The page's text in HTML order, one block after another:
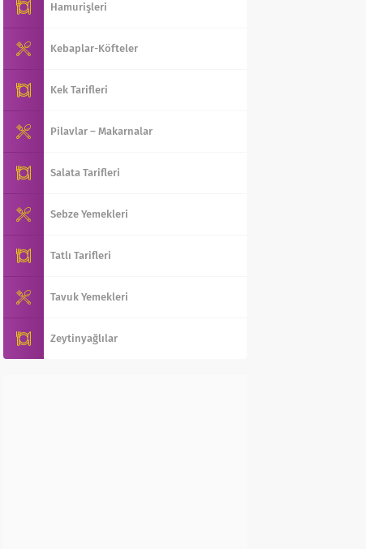
Hamurişleri
Kebaplar-Köfteler
Kek Tarifleri
Pilavlar – Makarnalar
Salata Tarifleri
Sebze Yemekleri
Tatlı Tarifleri
Tavuk Yemekleri
Zeytinyağlılar